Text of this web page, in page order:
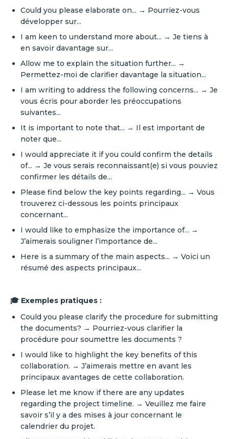
Could you please elaborate on... → Pourriez-vous
développer sur...
I am keen to understand more about... → Je tiens à
en savoir davantage sur...
Allow me to explain the situation further... →
Permettez-moi de clarifier davantage la situation...
I am writing to address the following concerns... → Je
vous écris pour aborder les préoccupations
suivantes...
It is important to note that... → Il est important de
noter que...
I would appreciate it if you could confirm the details
of... → Je vous serais reconnaissant(e) si vous pouviez
confirmer les détails de...
Please find below the key points regarding... → Vous
trouverez ci-dessous les points principaux
concernant...
I would like to emphasize the importance of... →
J’aimerais souligner l’importance de...
Here is a summary of the main aspects... → Voici un
résumé des aspects principaux...
🎓 Exemples pratiques :
Could you please clarify the procedure for submitting
the documents? → Pourriez-vous clarifier la
procédure pour soumettre les documents ?
I would like to highlight the key benefits of this
collaboration. → J’aimerais mettre en avant les
principaux avantages de cette collaboration.
Please let me know if there are any updates
regarding the project timeline. → Veuillez me faire
savoir s’il y a des mises à jour concernant le
calendrier du projet.